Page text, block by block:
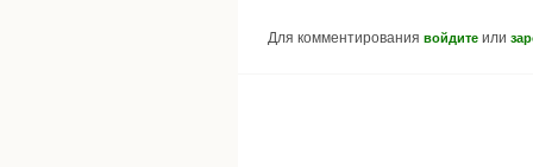
Для комментирования войдите или